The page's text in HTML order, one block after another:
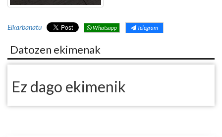
Elkarbanatu Whatsapp Telegram
Datozen ekimenak
Ez dago ekimenik